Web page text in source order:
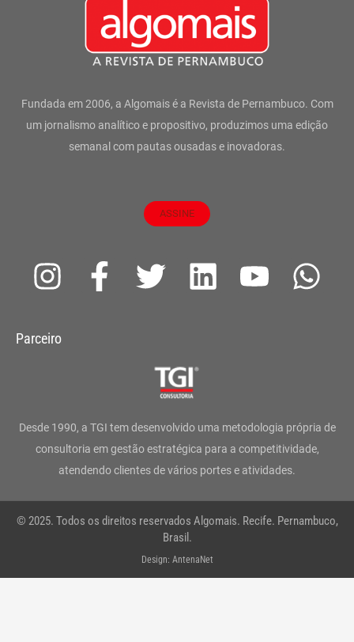
Fundada em 2006, a Algomais é a Revista de Pernambuco. Com
um jornalismo analítico e propositivo, produzimos uma edição
semanal com pautas ousadas e inovadoras.
ASSINE
I
s
g
r
a
m
F
a
o
o
k
-
T
t
e
r
L
d
i
n
Y
b
e
W
a
p
Parceiro
Desde 1990, a TGI tem desenvolvido uma metodologia própria de
consultoria em gestão estratégica para a competitividade,
atendendo clientes de vários portes e atividades.
© 2025. Todos os direitos reservados Algomais. Recife. Pernambuco,
Brasil.
Design: AntenaNet